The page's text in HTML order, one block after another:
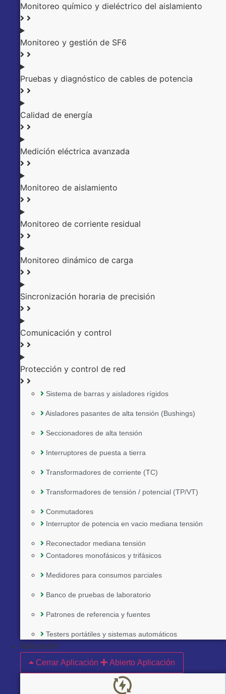
Monitoreo químico y dieléctrico del aislamiento
Monitoreo y gestión de SF6
Pruebas y diagnóstico de cables de potencia
Calidad de energía
Medición eléctrica avanzada
Monitoreo de aislamiento
Monitoreo de corriente residual
Monitoreo dinámico de carga
Sincronización horaria de precisión
Comunicación y control
Protección y control de red
Sistema de barras y aisladores rígidos
Aisladores pasantes de alta tensión (Bushings)
Seccionadores de alta tensión
Interruptores de puesta a tierra
Transformadores de corriente (TC)
Transformadores de tensión / potencial (TP/VT)
Conmutadores
Interruptor de potencia en vacio mediana tensión
Reconectador mediana tensión
Contadores monofásicos y trifásicos
Medidores para consumos parciales
Banco de pruebas de laboratorio
Patrones de referencia y fuentes
Testers portátiles y sistemas automáticos
Aplicación
Cerrar Aplicación
Abierto Aplicación